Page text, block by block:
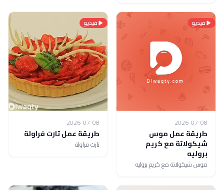
فيديو
2026-07-08
طريقة عمل موس
شيكولاتة مع كريم
بروليه
موس شيكولاتة مع كريم بروليه
فيديو
2026-07-08
طريقة عمل تارت فراولة
تارت فراولة